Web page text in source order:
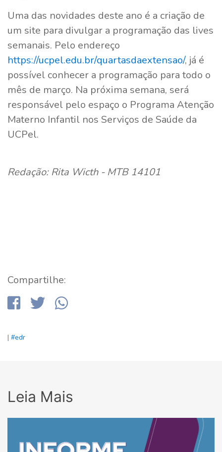
Uma das novidades deste ano é a criação de
um site para divulgar a programação das lives
semanais. Pelo endereço
https://ucpel.edu.br/quartasdaextensao/, já é
possível conhecer a programação para todo o
mês de março. Na próxima semana, será
responsável pelo espaço o Programa Atenção
Materno Infantil nos Serviços de Saúde da
UCPel.
Redação: Rita Wicth - MTB 14101
Compartilhe:
| #edr
Leia Mais